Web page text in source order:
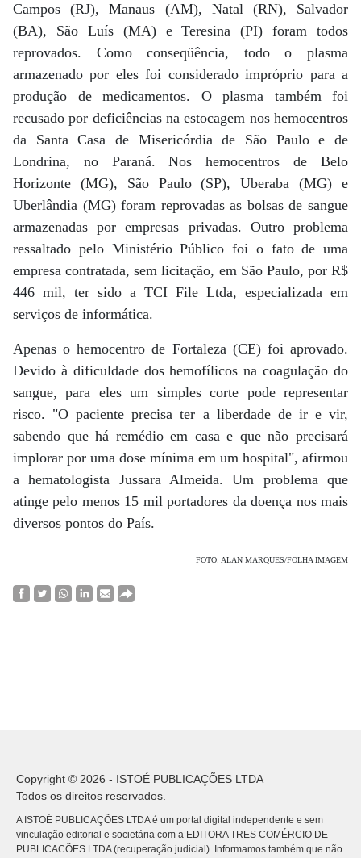
Campos (RJ), Manaus (AM), Natal (RN), Salvador
(BA), São Luís (MA) e Teresina (PI) foram todos
reprovados. Como conseqüência, todo o plasma
armazenado por eles foi considerado impróprio para a
produção de medicamentos. O plasma também foi
recusado por deficiências na estocagem nos hemocentros
da Santa Casa de Misericórdia de São Paulo e de
Londrina, no Paraná. Nos hemocentros de Belo
Horizonte (MG), São Paulo (SP), Uberaba (MG) e
Uberlândia (MG) foram reprovadas as bolsas de sangue
armazenadas por empresas privadas. Outro problema
ressaltado pelo Ministério Público foi o fato de uma
empresa contratada, sem licitação, em São Paulo, por R$
446 mil, ter sido a TCI File Ltda, especializada em
serviços de informática.
Apenas o hemocentro de Fortaleza (CE) foi aprovado.
Devido à dificuldade dos hemofílicos na coagulação do
sangue, para eles um simples corte pode representar
risco. "O paciente precisa ter a liberdade de ir e vir,
sabendo que há remédio em casa e que não precisará
implorar por uma dose mínima em um hospital", afirmou
a hematologista Jussara Almeida. Um problema que
atinge pelo menos 15 mil portadores da doença nos mais
diversos pontos do País.
FOTO: ALAN MARQUES/FOLHA IMAGEM
Copyright © 2026 - ISTOÉ PUBLICAÇÕES LTDA
Todos os direitos reservados.
A ISTOÉ PUBLICAÇÕES LTDA é um portal digital independente e sem
vinculação editorial e societária com a EDITORA TRES COMÉRCIO DE
PUBLICACÕES LTDA (recuperação judicial). Informamos também que não